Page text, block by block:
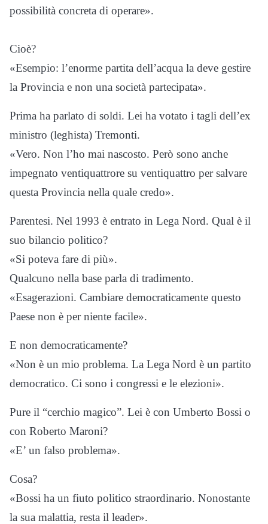
possibilità concreta di operare».
Cioè?
«Esempio: l’enorme partita dell’acqua la deve gestire
la Provincia e non una società partecipata».
Prima ha parlato di soldi. Lei ha votato i tagli dell’ex
ministro (leghista) Tremonti.
«Vero. Non l’ho mai nascosto. Però sono anche
impegnato ventiquattrore su ventiquattro per salvare
questa Provincia nella quale credo».
Parentesi. Nel 1993 è entrato in Lega Nord. Qual è il
suo bilancio politico?
«Si poteva fare di più».
Qualcuno nella base parla di tradimento.
«Esagerazioni. Cambiare democraticamente questo
Paese non è per niente facile».
E non democraticamente?
«Non è un mio problema. La Lega Nord è un partito
democratico. Ci sono i congressi e le elezioni».
Pure il “cerchio magico”. Lei è con Umberto Bossi o
con Roberto Maroni?
«E’ un falso problema».
Cosa?
«Bossi ha un fiuto politico straordinario. Nonostante
la sua malattia, resta il leader».